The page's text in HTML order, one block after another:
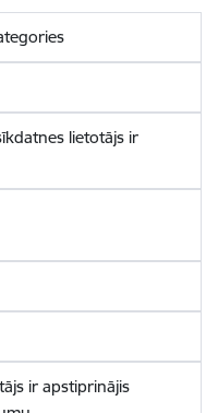
lietotājs ir
ir apstiprinājis